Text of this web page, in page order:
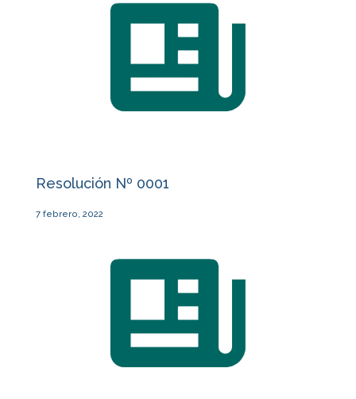
Resolución Nº 0001
7 febrero, 2022